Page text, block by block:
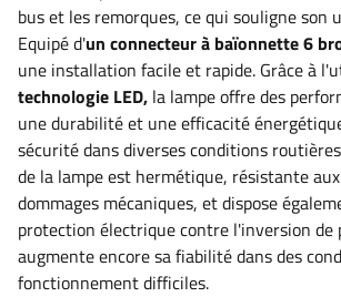
bus et les remorques, ce qui souligne son
Equipé d'un connecteur à baïonnette 6
une installation facile et rapide. Grâce à
technologie LED, la lampe offre des
une durabilité et une efficacité
sécurité dans diverses conditions
de la lampe est hermétique, résistante
dommages mécaniques, et dispose
protection électrique contre l'inversion de
augmente encore sa fiabilité dans des
fonctionnement difficiles.